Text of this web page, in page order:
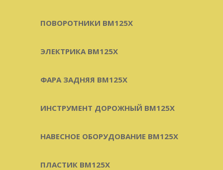
ПОВОРОТНИКИ BM125X
ЭЛЕКТРИКА BM125X
ФАРА ЗАДНЯЯ BM125X
ИНСТРУМЕНТ ДОРОЖНЫЙ BM125X
НАВЕСНОЕ ОБОРУДОВАНИЕ BM125X
ПЛАСТИК BM125X